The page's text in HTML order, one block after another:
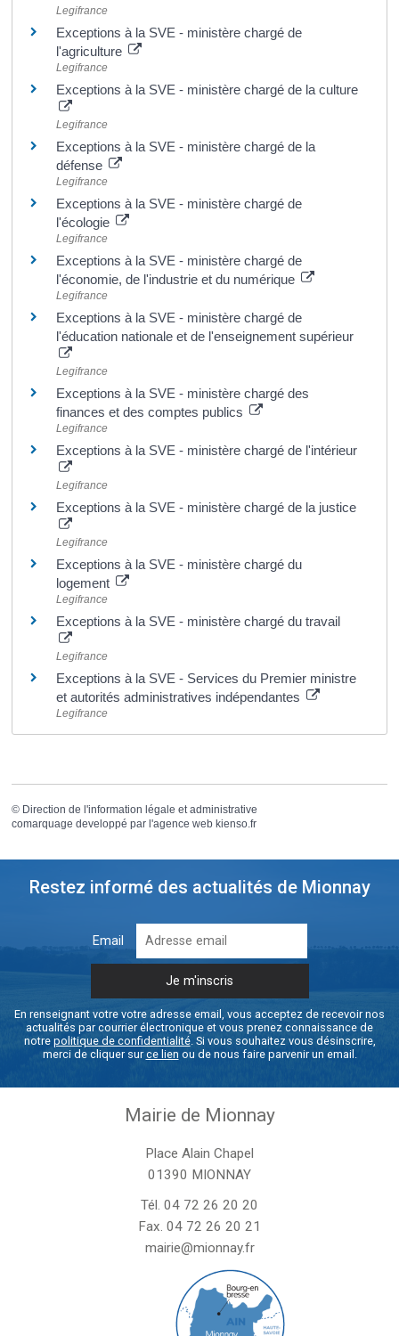
Legifrance
Exceptions à la SVE - ministère chargé de
l'agriculture
Legifrance
Exceptions à la SVE - ministère chargé de la culture
Legifrance
Exceptions à la SVE - ministère chargé de la
défense
Legifrance
Exceptions à la SVE - ministère chargé de
l'écologie
Legifrance
Exceptions à la SVE - ministère chargé de
l'économie, de l'industrie et du numérique
Legifrance
Exceptions à la SVE - ministère chargé de
l'éducation nationale et de l'enseignement supérieur
Legifrance
Exceptions à la SVE - ministère chargé des
finances et des comptes publics
Legifrance
Exceptions à la SVE - ministère chargé de l'intérieur
Legifrance
Exceptions à la SVE - ministère chargé de la justice
Legifrance
Exceptions à la SVE - ministère chargé du
logement
Legifrance
Exceptions à la SVE - ministère chargé du travail
Legifrance
Exceptions à la SVE - Services du Premier ministre
et autorités administratives indépendantes
Legifrance
© Direction de l'information légale et administrative
comarquage developpé par l'agence web kienso.fr
Restez informé des actualités de Mionnay
Email
En renseignant votre votre adresse email, vous acceptez de recevoir nos
actualités par courrier électronique et vous prenez connaissance de
notre politique de confidentialité. Si vous souhaitez vous désinscrire,
merci de cliquer surce lien ou de nous faire parvenir un email.
Mairie de Mionnay
Place Alain Chapel
01390 MIONNAY
Tél. 04 72 26 20 20
Fax. 04 72 26 20 21
mairie@mionnay.fr